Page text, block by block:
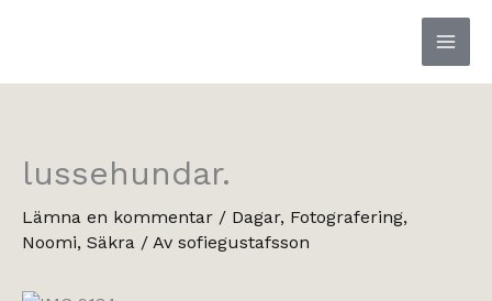
lussehundar.
Lämna en kommentar / Dagar, Fotografering,
Noomi, Säkra / Av sofiegustafsson